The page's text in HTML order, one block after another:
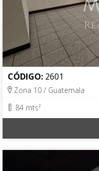
CÓDIGO: 2601
Zona 10 / Guatemala
84 mts²